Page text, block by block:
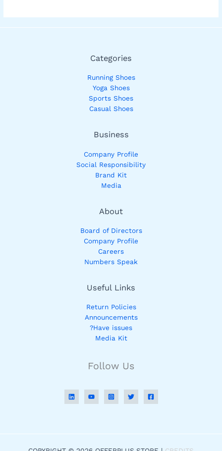
Categories
Running Shoes
Yoga Shoes
Sports Shoes
Casual Shoes
Business
Company Profile
Social Responsibility
Brand Kit
Media
About
Board of Directors
Company Profile
Careers
Numbers Speak
Useful Links
Return Policies
Announcements
Have issues?
Media Kit
Follow Us